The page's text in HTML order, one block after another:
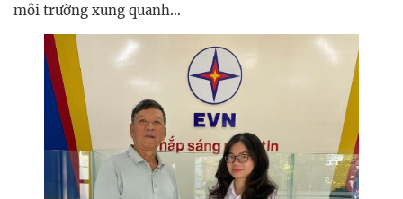
môi trường xung quanh…